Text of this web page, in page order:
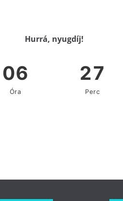
Hurrá, nyugdíj!